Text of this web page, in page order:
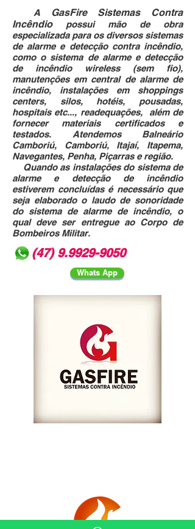
A
GasFire Sistemas Contra
Incêndiopossui mão de obra
especializada para os diversos sistemas
de alarme e detecção contra incêndio,
como o sistema de alarme e detecção
de incêndio wireless (sem fio),
manutenções em central de alarme de
incêndio, instalações em shoppings
centers, silos, hotéis, pousadas,
hospitais etc..., readequações, além de
fornecer materiais certificados e
testados. Atendemos Balneário
Camboriú, Camboriú, Itajaí, Itapema,
Navegantes, Penha, Piçarras e região.
Quando as instalações do sistema de
alarme e detecção de incêndio
estiverem concluídas é necessário que
seja elaborado o laudo de sonoridade
do sistema de alarme de incêndio, o
qual deve ser entregue ao Corpo de
Bombeiros Militar.
(47) 9.9929-9050
Whats App